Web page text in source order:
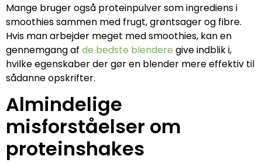
Mange bruger også proteinpulver som ingrediens i
smoothies sammen med frugt, grøntsager og fibre.
Hvis man arbejder meget med smoothies, kan en
gennemgang af de bedste blendere give indblik i,
hvilke egenskaber der gør en blender mere effektiv til
sådanne opskrifter.
Almindelige
misforståelser om
proteinshakes